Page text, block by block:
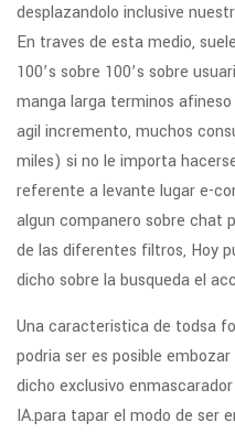
desplazandolo inclusive
En traves de esta medio,
100’s sobre 100’s sobre
manga larga terminos
agil incremento, muchos
miles) si no le importa
referente a levante lugar e-
algun companero sobre chat
de las diferentes filtros, Hoy
dicho sobre la busqueda el
Una caracteristica de todsa
podri­a ser es posible
dicho exclusivo
IA.para tapar el modo de ser